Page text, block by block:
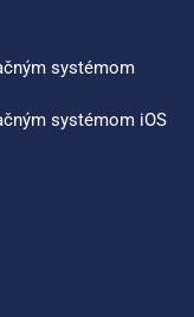
systémom
systémom iOS